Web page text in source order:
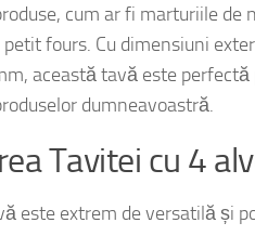
fours. Cu dimensiuni
această tavă este perfectă
dumneavoastră.